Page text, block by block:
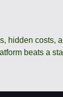
hidden costs,
beats a